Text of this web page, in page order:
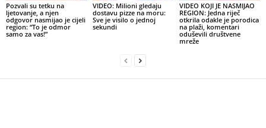
Pozvali su tetku na
ljetovanje, a njen
odgovor nasmijao je cijeli
region: “To je odmor
samo za vas!”
VIDEO: Milioni gledaju
dostavu pizze na moru:
Sve je visilo o jednoj
sekundi
VIDEO KOJI JE NASMIJAO
REGION: Jedna riječ
otkrila odakle je porodica
na plaži, komentari
oduševili društvene
mreže